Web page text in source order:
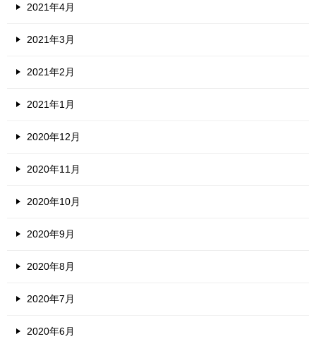
2021年4月
2021年3月
2021年2月
2021年1月
2020年12月
2020年11月
2020年10月
2020年9月
2020年8月
2020年7月
2020年6月